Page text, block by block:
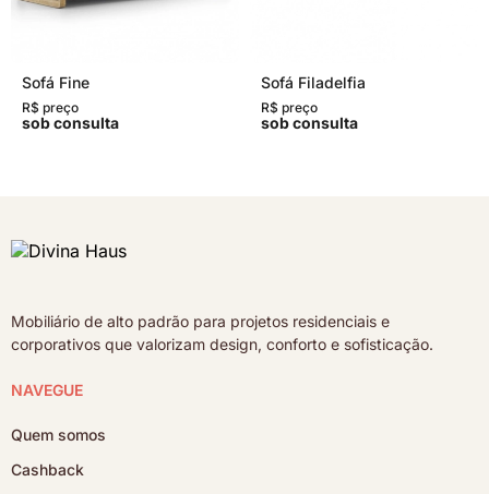
Sofá Fine
R$ preço
sob consulta
Sofá Filadelfia
R$ preço
sob consulta
Mobiliário de alto padrão para projetos residenciais e
corporativos que valorizam design, conforto e sofisticação.
NAVEGUE
Quem somos
Cashback